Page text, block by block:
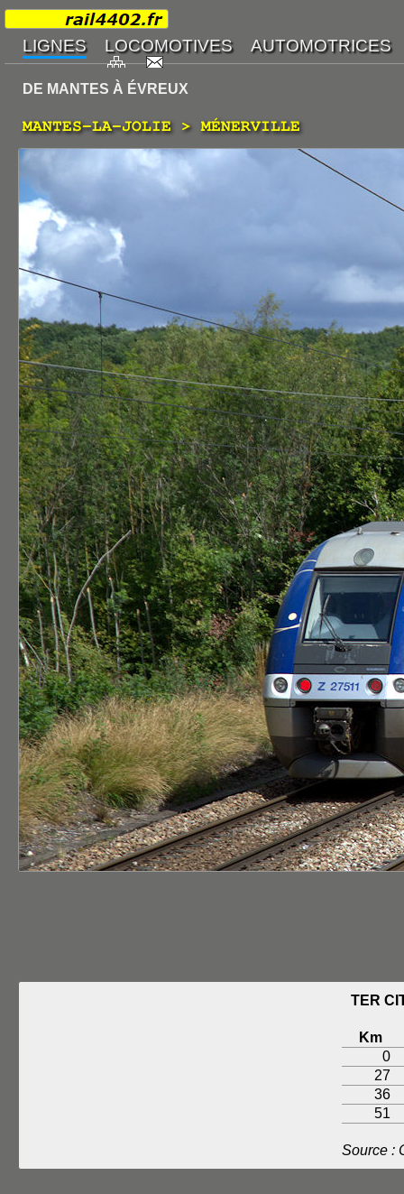
DE MANTES À ÉVREUX
MANTES-LA-JOLIE > MÉNERVILLE
TER
Km
0
27
36
51
Source :